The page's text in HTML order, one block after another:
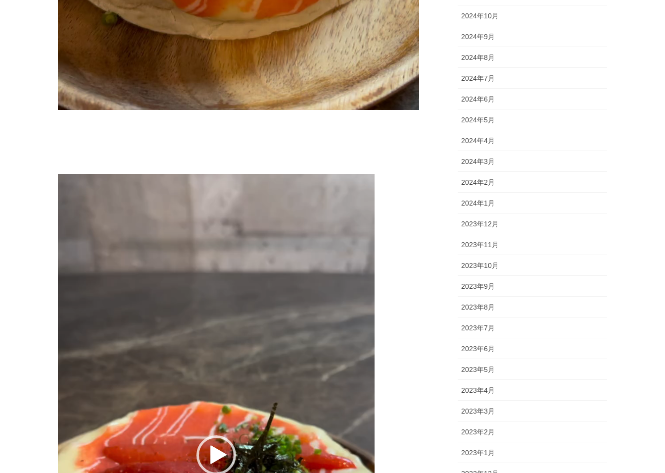
2024年10月
2024年9月
2024年8月
2024年7月
2024年6月
2024年5月
2024年4月
2024年3月
2024年2月
2024年1月
2023年12月
2023年11月
2023年10月
2023年9月
2023年8月
2023年7月
2023年6月
2023年5月
2023年4月
2023年3月
2023年2月
2023年1月